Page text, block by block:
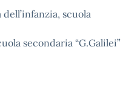
scuola
secondaria “G.Galilei”